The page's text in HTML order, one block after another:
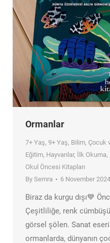
Ormanlar
7+ Yaş, 9+ Yaş, Bilim, Çocuk
Eğitim, Hayvanlar, İlk Okuma,
Okul Öncesi Kitapları
By Semra 6 November 2024
Biraz da kurgu dışı💙
Çeşitliliğe, renk
görsel şölen. Sanat
ormanlarda, dünyanın